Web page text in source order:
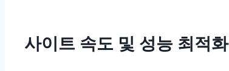
사이트 속도 및 성능 최적화